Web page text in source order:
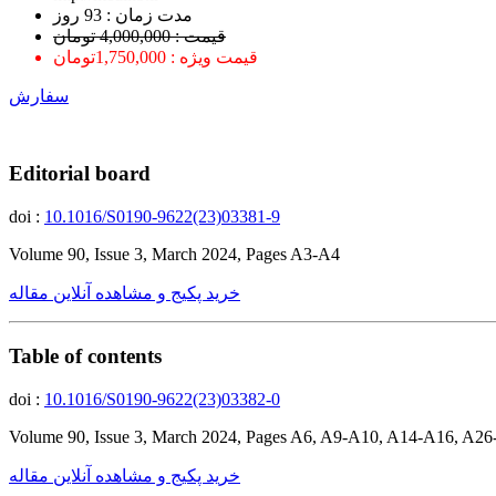
ﻣﺪﺕ ﺯﻣﺎﻥ : 93 ﺭﻭﺯ
قیمت : 4,000,000 تومان
قیمت ویژه : 1,750,000تومان
سفارش
Editorial board
doi : 10.1016/S0190-9622(23)03381-9
Volume 90, Issue 3, March 2024, Pages A3-A4
خرید پکیج و مشاهده آنلاین مقاله
Table of contents
doi : 10.1016/S0190-9622(23)03382-0
Volume 90, Issue 3, March 2024, Pages A6, A9-A10, A14-A16,
خرید پکیج و مشاهده آنلاین مقاله